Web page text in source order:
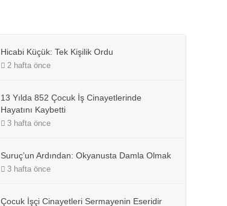
Hicabi Küçük: Tek Kişilik Ordu
2 hafta önce
13 Yılda 852 Çocuk İş Cinayetlerinde
Hayatını Kaybetti
3 hafta önce
Suruç’un Ardından: Okyanusta Damla Olmak
3 hafta önce
Çocuk İşçi Cinayetleri Sermayenin Eseridir